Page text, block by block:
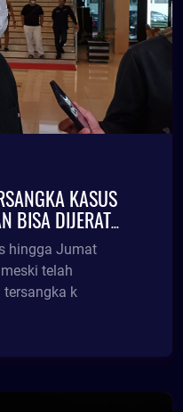
KASUS
BISA DIJERAT
hingga Jumat
telah
k